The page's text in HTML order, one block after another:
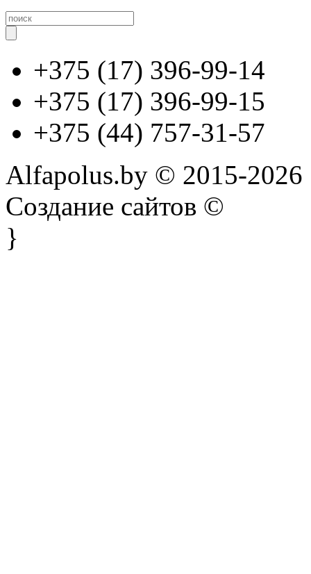
+375 (17) 396-99-14
+375 (17) 396-99-15
+375 (44) 757-31-57
Alfapolus.by © 2015-2026
Создание сайтов ©
}